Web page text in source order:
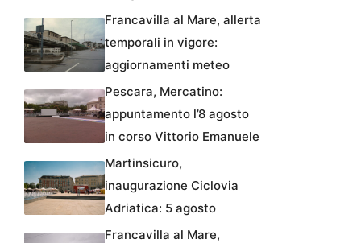
Francavilla al Mare, allerta
temporali in vigore:
aggiornamenti meteo
Pescara, Mercatino:
appuntamento l’8 agosto
in corso Vittorio Emanuele
Martinsicuro,
inaugurazione Ciclovia
Adriatica: 5 agosto
Francavilla al Mare,